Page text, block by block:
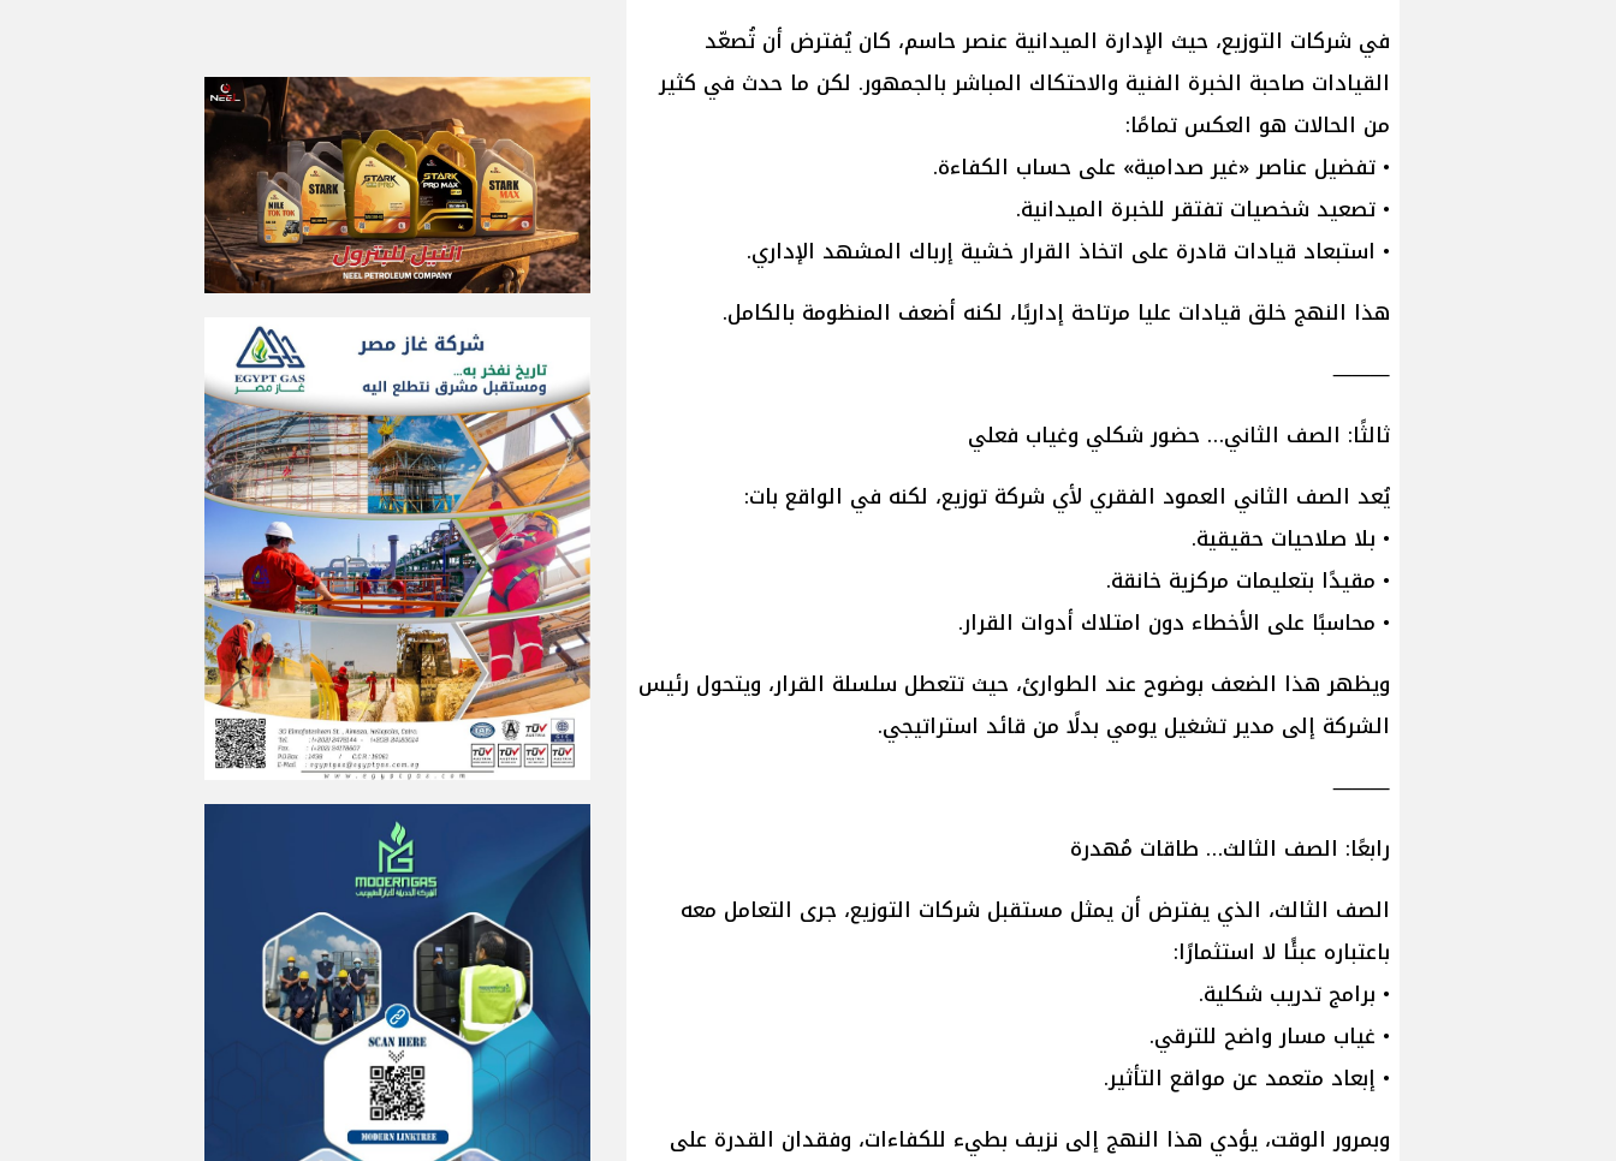
في شركات التوزيع، حيث الإدارة الميدانية عنصر حاسم، كان يُفترض أن تُصعّد
القيادات صاحبة الخبرة الفنية والاحتكاك المباشر بالجمهور. لكن ما حدث في كثير
من الحالات هو العكس تمامًا:
• تفضيل عناصر «غير صدامية» على حساب الكفاءة.
• تصعيد شخصيات تفتقر للخبرة الميدانية.
• استبعاد قيادات قادرة على اتخاذ القرار خشية إرباك المشهد الإداري.
هذا النهج خلق قيادات عليا مرتاحة إداريًا، لكنه أضعف المنظومة بالكامل.
⸻
ثالثًا: الصف الثاني… حضور شكلي وغياب فعلي
يُعد الصف الثاني العمود الفقري لأي شركة توزيع، لكنه في الواقع بات:
• بلا صلاحيات حقيقية.
• مقيدًا بتعليمات مركزية خانقة.
• محاسبًا على الأخطاء دون امتلاك أدوات القرار.
ويظهر هذا الضعف بوضوح عند الطوارئ، حيث تتعطل سلسلة القرار، ويتحول رئيس
الشركة إلى مدير تشغيل يومي بدلًا من قائد استراتيجي.
⸻
رابعًا: الصف الثالث… طاقات مُهدرة
الصف الثالث، الذي يفترض أن يمثل مستقبل شركات التوزيع، جرى التعامل معه
باعتباره عبئًا لا استثمارًا:
• برامج تدريب شكلية.
• غياب مسار واضح للترقي.
• إبعاد متعمد عن مواقع التأثير.
وبمرور الوقت، يؤدي هذا النهج إلى نزيف بطيء للكفاءات، وفقدان القدرة على